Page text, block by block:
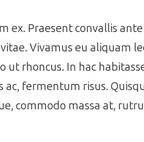
Praesent convallis
Vivamus eu aliquam
rhoncus. In hac
fermentum risus.
commodo massa at,